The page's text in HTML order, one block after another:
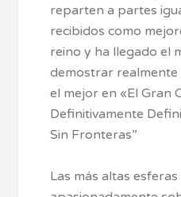
reparten a partes
recibidos como
reino y ha llegado el
demostrar realmente
el mejor en «El Gran
Definitivamente
Sin Fronteras”
Las más altas